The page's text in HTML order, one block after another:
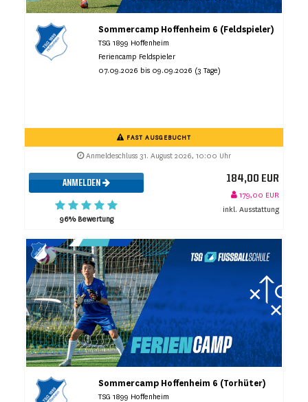
Sommercamp Hoffenheim 6 (Feldspieler)
TSG 1899 Hoffenheim
Feriencamp Feldspieler
07.09.2026 bis 09.09.2026 (3 Tage)
FAST AUSGEBUCHT
Anmeldeschluss 31. August 2026, 10:00 Uhr
ANMELDEN
96% Bewertung
184,00 EUR
179,00 EUR
inkl. Ausstattung
Sommercamp Hoffenheim 6 (Torhüter)
TSG 1899 Hoffenheim